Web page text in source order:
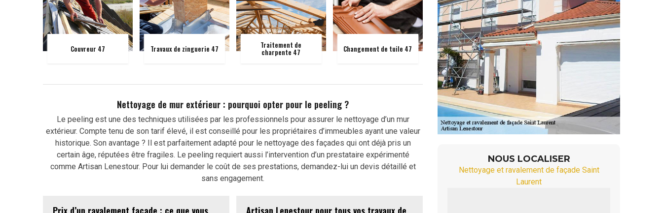
Couvreur 47 Travaux de zinguerie 47 Traitement de
charpente 47 Changement de tuile 47
Nettoyage de mur extérieur : pourquoi opter pour le peeling ?
Le peeling est une des techniques utilisées par les professionnels pour assurer le nettoyage d’un mur
extérieur. Compte tenu de son tarif élevé, il est conseillé pour les propriétaires d’immeubles ayant une valeur
historique. Son avantage ? Il est parfaitement adapté pour le nettoyage des façades qui ont déjà pris un
certain âge, réputées être fragiles. Le peeling requiert aussi l’intervention d’un prestataire expérimenté
comme Artisan Lenestour. Pour lui demander le coût de ses prestations, demandez-lui un devis détaillé et
sans engagement.
NOUS LOCALISER
Nettoyage et ravalement de façade Saint
Laurent